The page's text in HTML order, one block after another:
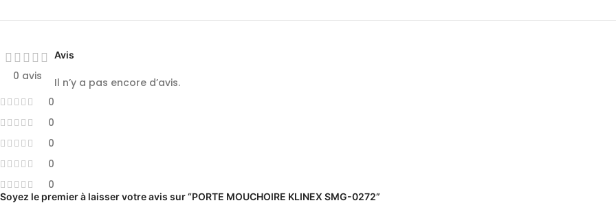
0 avis
0
0
0
0
0
Avis
Il n’y a pas encore d’avis.
Soyez le premier à laisser votre avis sur “PORTE MOUCHOIRE KLINEX SMG-0272”